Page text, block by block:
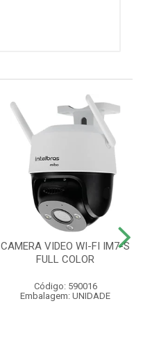
CAMERA VIDEO WI-FI IM7-S
FULL COLOR
Código: 590016
Embalagem: UNIDADE